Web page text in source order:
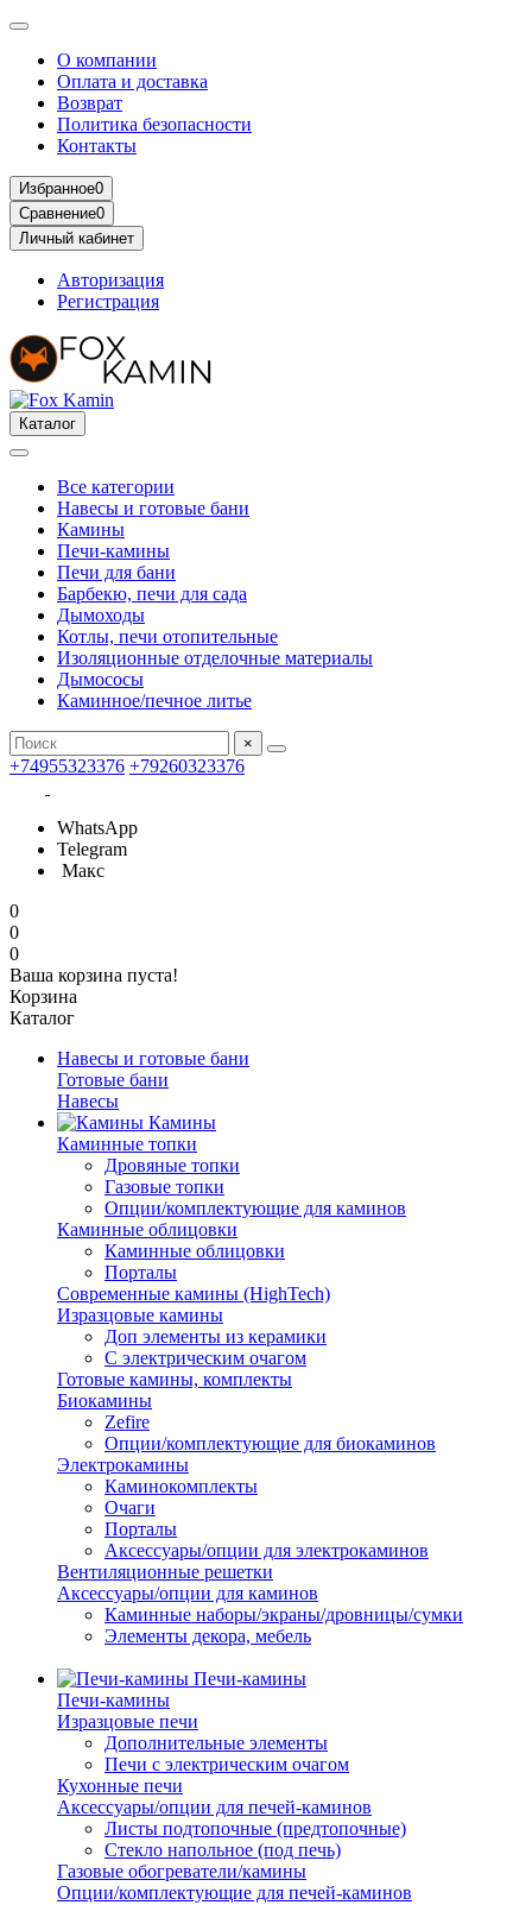
О компании
Оплата и доставка
Возврат
Политика безопасности
Контакты
Избранное0
Сравнение0
Личный кабинет
Авторизация
Регистрация
Каталог
Все категории
Навесы и готовые бани
Камины
Печи-камины
Печи для бани
Барбекю, печи для сада
Дымоходы
Котлы, печи отопительные
Изоляционные отделочные материалы
Дымососы
Каминное/печное литье
×
+74955323376 +79260323376
WhatsApp
Telegram
Макс
0
0
0
Ваша корзина пуста!
Корзина
Каталог
Навесы и готовые бани
Готовые бани
Навесы
Камины
Каминные топки
Дровяные топки
Газовые топки
Опции/комплектующие для каминов
Каминные облицовки
Каминные облицовки
Порталы
Современные камины (HighTech)
Изразцовые камины
Доп элементы из керамики
С электрическим очагом
Готовые камины, комплекты
Биокамины
Zefire
Опции/комплектующие для биокаминов
Электрокамины
Каминокомплекты
Очаги
Порталы
Аксессуары/опции для электрокаминов
Вентиляционные решетки
Аксессуары/опции для каминов
Каминные наборы/экраны/дровницы/сумки
Элементы декора, мебель
Печи-камины
Печи-камины
Изразцовые печи
Дополнительные элементы
Печи с электрическим очагом
Кухонные печи
Аксессуары/опции для печей-каминов
Листы подтопочные (предтопочные)
Стекло напольное (под печь)
Газовые обогреватели/камины
Опции/комплектующие для печей-каминов